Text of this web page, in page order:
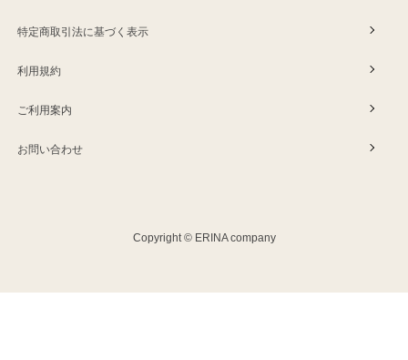
特定商取引法に基づく表示
利用規約
ご利用案内
お問い合わせ
Copyright © ERINA company